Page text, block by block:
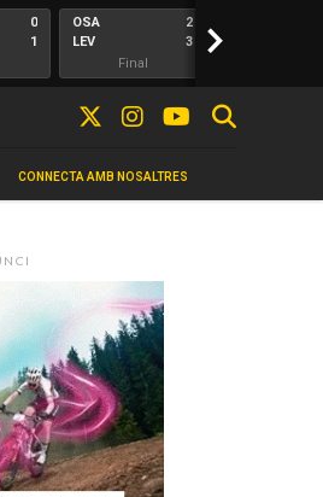
0
1
OSA
LEV
2
3
Final
>
CONNECTA AMB NOSALTRES